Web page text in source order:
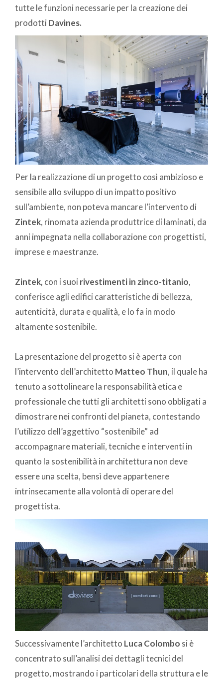
tutte le funzioni necessarie per la creazione dei
prodotti Davines.
Per la realizzazione di un progetto così ambizioso e
sensibile allo sviluppo di un impatto positivo
sull’ambiente, non poteva mancare l’intervento di
Zintek, rinomata azienda produttrice di laminati, da
anni impegnata nella collaborazione con progettisti,
imprese e maestranze.
Zintek, con i suoi rivestimenti in zinco-titanio,
conferisce agli edifici caratteristiche di bellezza,
autenticità, durata e qualità, e lo fa in modo
altamente sostenibile.
La presentazione del progetto si è aperta con
l’intervento dell’architetto Matteo Thun, il quale ha
tenuto a sottolineare la responsabilità etica e
professionale che tutti gli architetti sono obbligati a
dimostrare nei confronti del pianeta, contestando
l’utilizzo dell’aggettivo “sostenibile” ad
accompagnare materiali, tecniche e interventi in
quanto la sostenibilità in architettura non deve
essere una scelta, bensì deve appartenere
intrinsecamente alla volontà di operare del
progettista.
Successivamente l’architetto Luca Colombo si è
concentrato sull’analisi dei dettagli tecnici del
progetto, mostrando i particolari della struttura e le